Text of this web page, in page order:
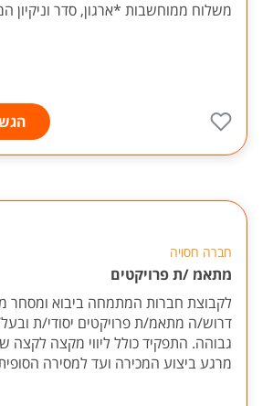
משלוח ממוחשבות *ארגון, סדר וניקיון
חברה חסויה
מתאמ /ת פרויקטים
לקבוצת חברות המתמחה ביבוא ומסחר
דרוש/ה מתאמ/ת פרויקטים יסודי/ת
גבוהה. התפקיד כולל ליווי מקצה לקצה
מרגע ביצוע המכירה ועד למסירה